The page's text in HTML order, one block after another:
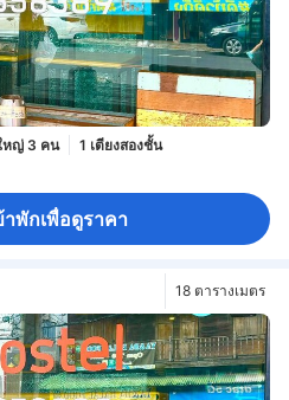
หญ่ 3 คน
1 เตียงสองชั้น
าพักเพื่อดูราคา
18 ตารางเมตร